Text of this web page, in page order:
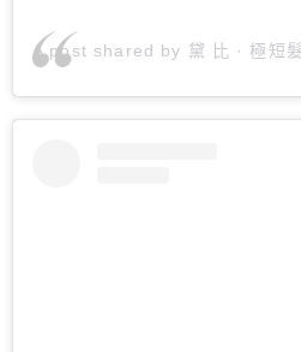
A post shared by 黛 比 · 極短